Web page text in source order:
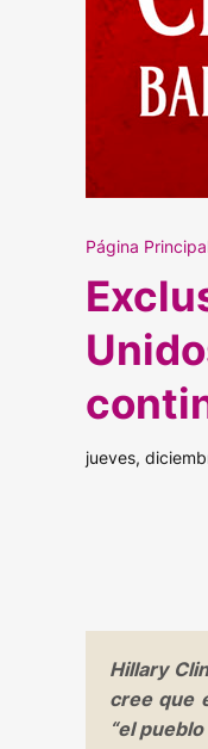
Página
jueves,
Hillary
cree que
“el